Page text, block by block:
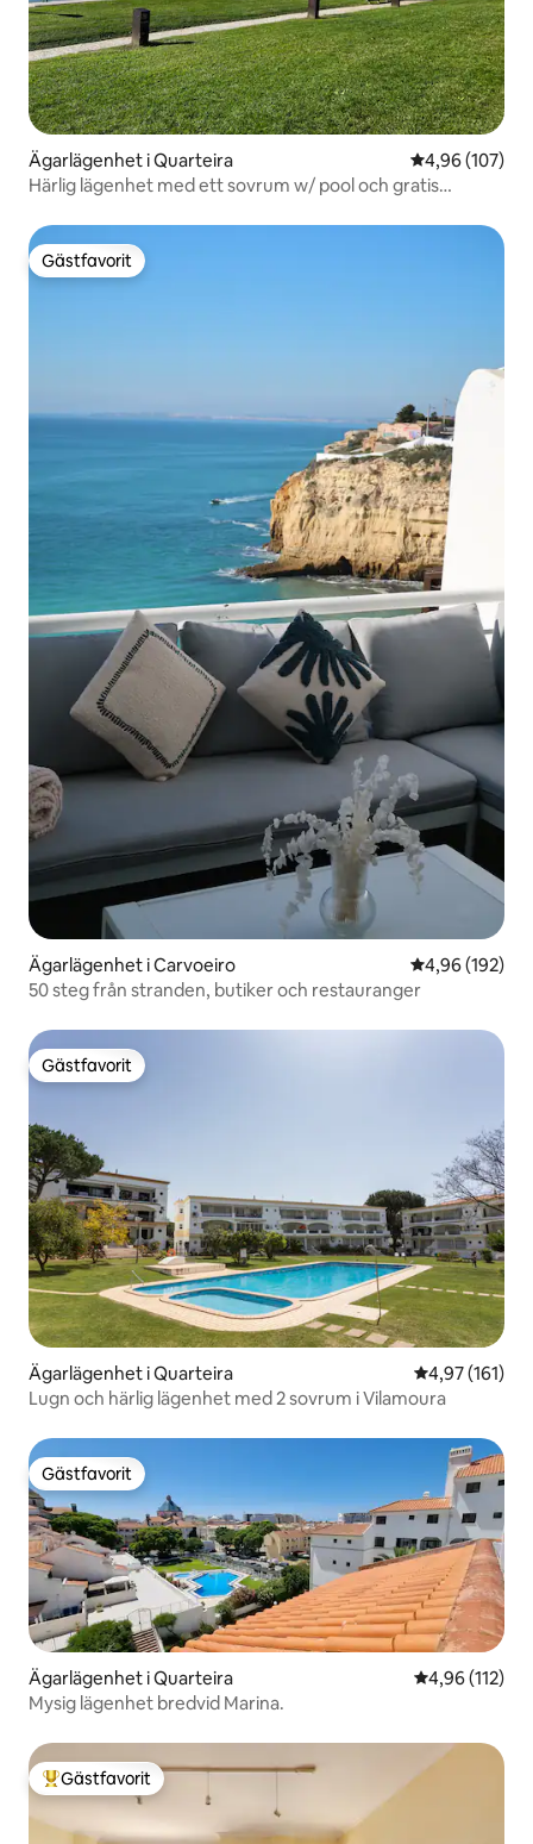
Ägarlägenhet i Quarteira 4,96 av 5 i
4,96 (107)
Härlig lägenhet med ett sovrum w/ pool och gratis
Gästfavorit
Gästfavorit
Ägarlägenhet i Carvoeiro 4,96 av 5 i
4,96 (192)
50 steg från stranden, butiker och restauranger
Gästfavorit
Gästfavorit
Ägarlägenhet i Quarteira 4,97 av 5 i
4,97 (161)
Lugn och härlig lägenhet med 2 sovrum i Vilamoura
Gästfavorit
Gästfavorit
Ägarlägenhet i Quarteira 4,96 av 5 i
4,96 (112)
Mysig lägenhet bredvid Marina.
Populär gästfavorit
Gästfavorit